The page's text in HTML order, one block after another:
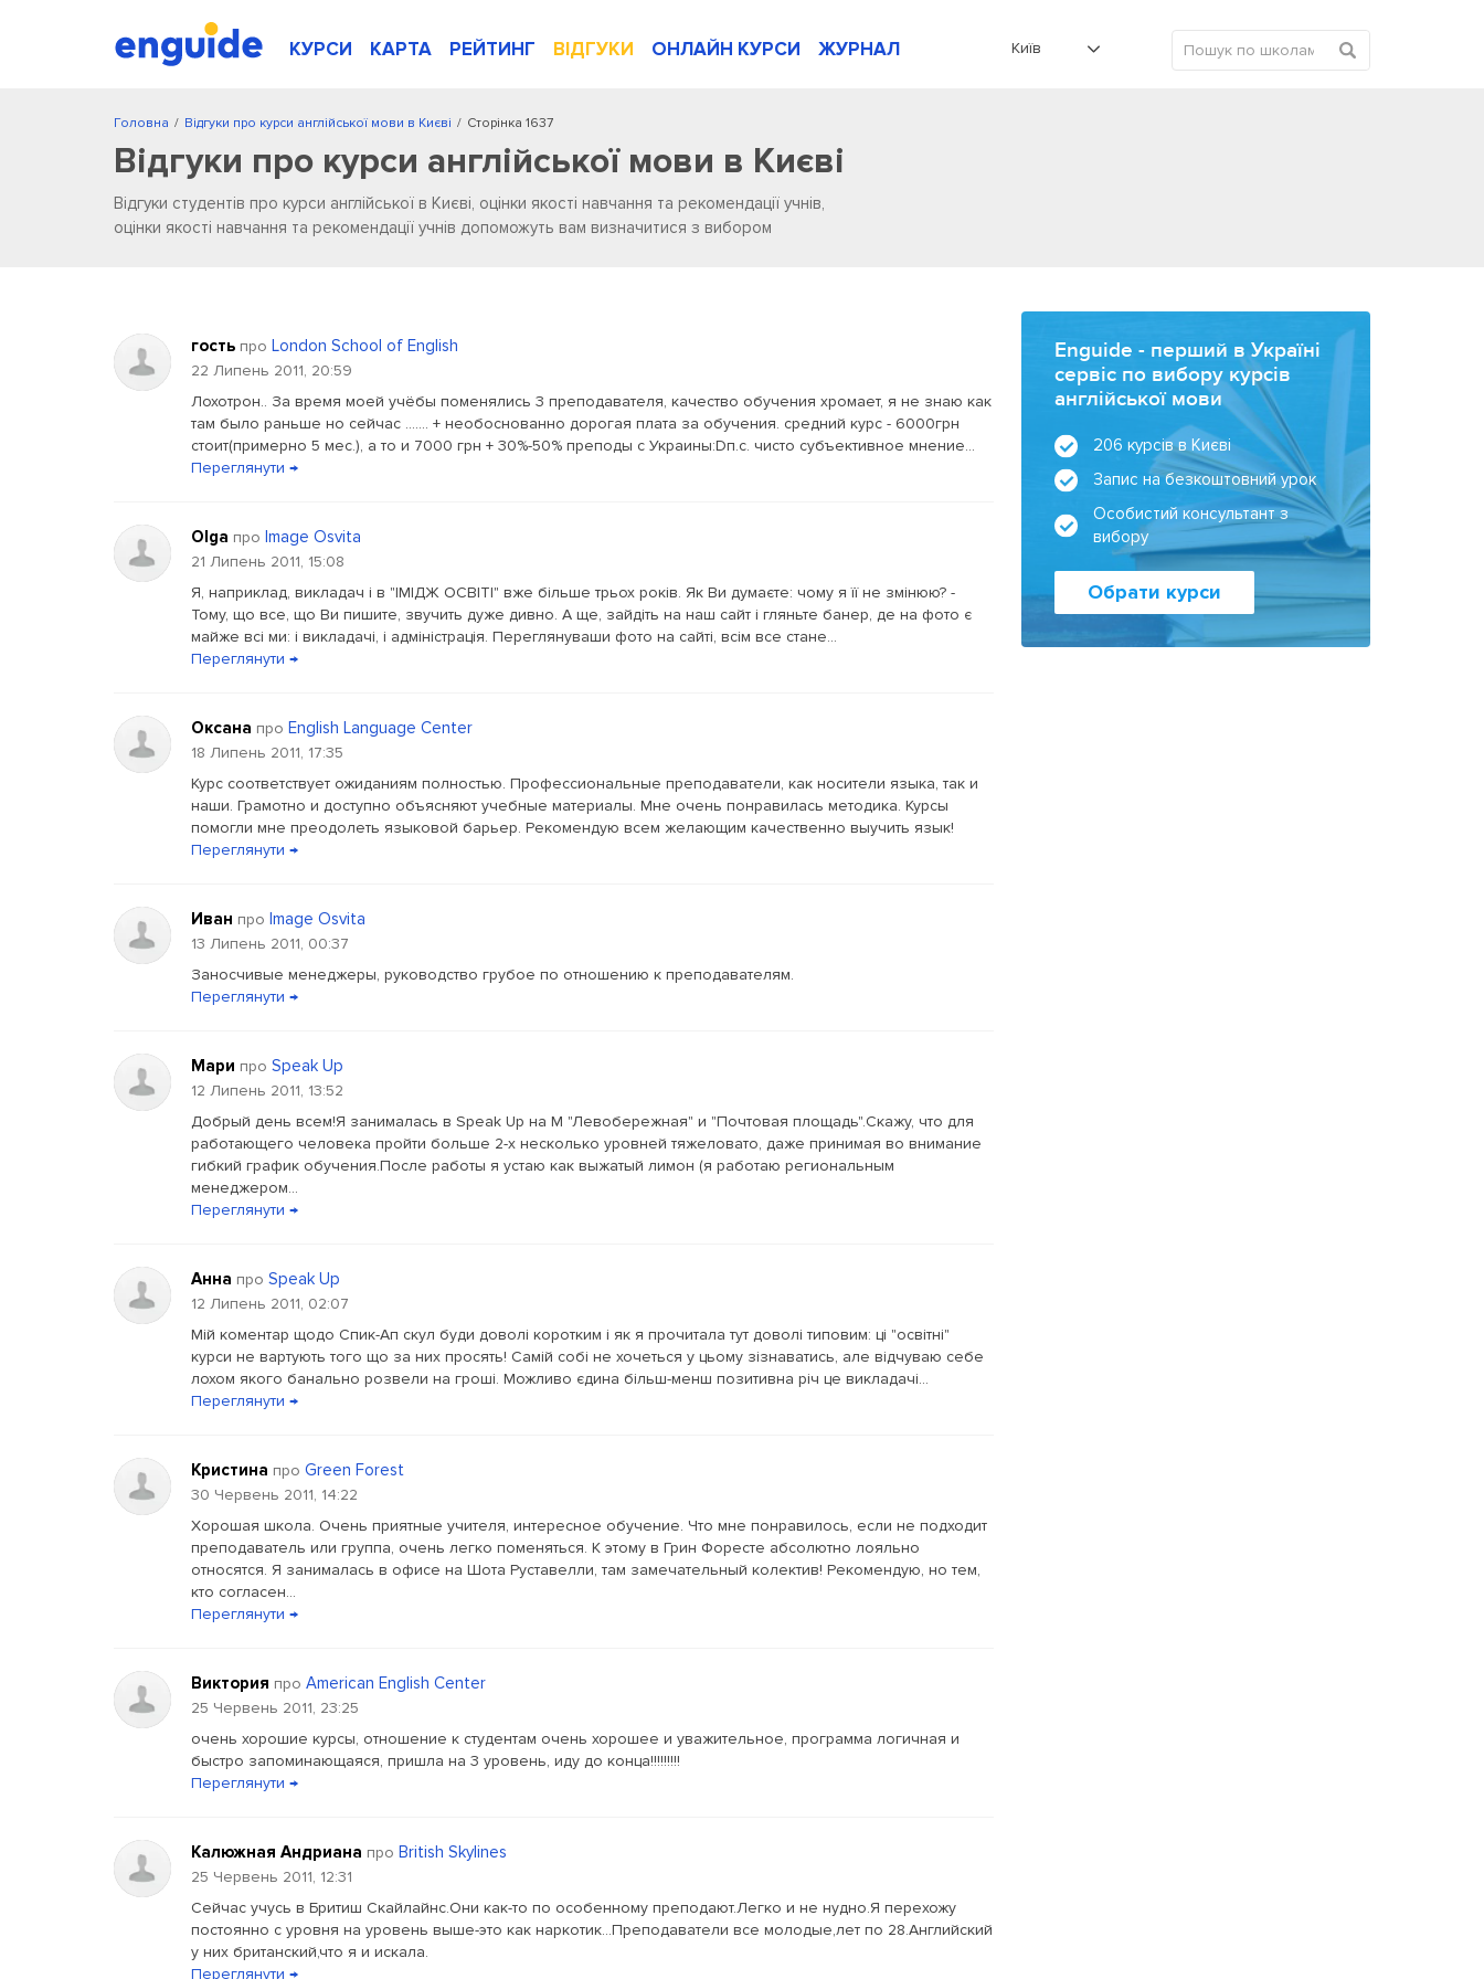
КУРСИ КАРТА РЕЙТИНГ ВІДГУКИ ОНЛАЙН КУРСИ ЖУРНАЛ Київ
/
Головна /
Відгуки про курси англійської мови в Києві Сторінка 1637
Відгуки про курси англійської мови в Києві
Відгуки студентів про курси англійської в Києві, оцінки якості навчання та рекомендації учнів,
оцінки якості навчання та рекомендації учнів допоможуть вам визначитися з вибором
гость про London School of English
22 Липень 2011, 20:59
Лохотрон.. За время моей учёбы поменялись 3 преподавателя, качество обучения хромает, я не знаю как
там было раньше но сейчас ....... + необоснованно дорогая плата за обучения. средний курс - 6000грн
стоит(примерно 5 мес.), а то и 7000 грн + 30%-50% преподы с Украины:Dп.с. чисто субъективное мнение...
Переглянути →
Olga про Image Osvita
21 Липень 2011, 15:08
Я, наприклад, викладач і в "ІМІДЖ ОСВІТІ" вже більше трьох років. Як Ви думаєте: чому я її не змінюю? -
Тому, що все, що Ви пишите, звучить дуже дивно. А ще, зайдіть на наш сайт і гляньте банер, де на фото є
майже всі ми: і викладачі, і адміністрація. Переглянуваши фото на сайті, всім все стане...
Переглянути →
Оксана про English Language Center
18 Липень 2011, 17:35
Курс соответствует ожиданиям полностью. Профессиональные преподаватели, как носители языка, так и
наши. Грамотно и доступно объясняют учебные материалы. Мне очень понравилась методика. Курсы
помогли мне преодолеть языковой барьер. Рекомендую всем желающим качественно выучить язык!
Переглянути →
Иван про Image Osvita
13 Липень 2011, 00:37
Заносчивые менеджеры, руководство грубое по отношению к преподавателям.
Переглянути →
Мари про Speak Up
12 Липень 2011, 13:52
Добрый день всем!Я занималась в Speak Up на М "Левобережная" и "Почтовая площадь".Скажу, что для
работающего человека пройти больше 2-х несколько уровней тяжеловато, даже принимая во внимание
гибкий график обучения.После работы я устаю как выжатый лимон (я работаю региональным
менеджером...
Переглянути →
Анна про Speak Up
12 Липень 2011, 02:07
Мій коментар щодо Спик-Ап скул буди доволі коротким і як я прочитала тут доволі типовим: ці "освітні"
курси не вартують того що за них просять! Самій собі не хочеться у цьому зізнаватись, але відчуваю себе
лохом якого банально розвели на гроші. Можливо єдина більш-менш позитивна річ це викладачі...
Переглянути →
Кристина про Green Forest
30 Червень 2011, 14:22
Хорошая школа. Очень приятные учителя, интересное обучение. Что мне понравилось, если не подходит
преподаватель или группа, очень легко поменяться. К этому в Грин Форесте абсолютно лояльно
относятся. Я занималась в офисе на Шота Руставелли, там замечательный колектив! Рекомендую, но тем,
кто согласен...
Переглянути →
Виктория про American English Center
25 Червень 2011, 23:25
очень хорошие курсы, отношение к студентам очень хорошее и уважительное, программа логичная и
быстро запоминающаяся, пришла на 3 уровень, иду до конца!!!!!!!!!
Переглянути →
Калюжная Андриана про British Skylines
25 Червень 2011, 12:31
Cейчас учусь в Бритиш Скайлайнс.Они как-то по особенному преподают.Легко и не нудно.Я перехожу
постоянно с уровня на уровень выше-это как наркотик...Преподаватели все молодые,лет по 28.Английский
у них британский,что я и искала.
Переглянути →
Enguide - перший в Україні
сервіс по вибору курсів
англійської мови
206 курсів в Києві
Запис на безкоштовний урок
Особистий консультант з
вибору
Обрати курси